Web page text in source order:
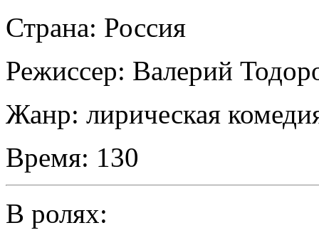
Страна: Россия
Режиссер: Валерий
Жанр: лирическая
Время: 130
В ролях: